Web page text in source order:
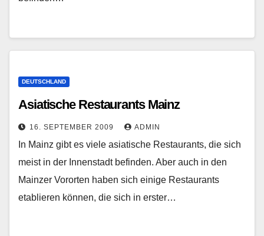
DEUTSCHLAND
Asiatische Restaurants Mainz
16. SEPTEMBER 2009 ADMIN
In Mainz gibt es viele asiatische Restaurants, die sich
meist in der Innenstadt befinden. Aber auch in den
Mainzer Vororten haben sich einige Restaurants
etablieren können, die sich in erster…